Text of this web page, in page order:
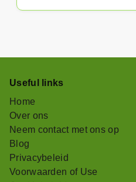
Useful links
Home
Over ons
Neem contact met ons op
Blog
Privacybeleid
Voorwaarden of Use